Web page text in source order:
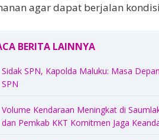
agar dapat berjalan
BERITA LAINNYA
Sidak SPN, Kapolda Maluku: Masa
SPN
Volume Kendaraan Meningkat di
dan Pemkab KKT Komitmen Jaga